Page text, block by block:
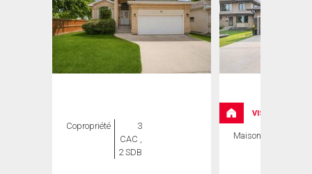
Copropriété
3
CAC ,
2 SDB
VISITE LIBRE
Maison